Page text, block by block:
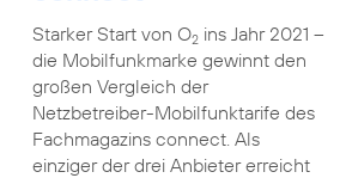
Starker Start von O2ins Jahr 2021 –
die Mobilfunkmarke gewinnt den
großen Vergleich der
Netzbetreiber-Mobilfunktarife des
Fachmagazins connect. Als
einziger der drei Anbieter erreicht